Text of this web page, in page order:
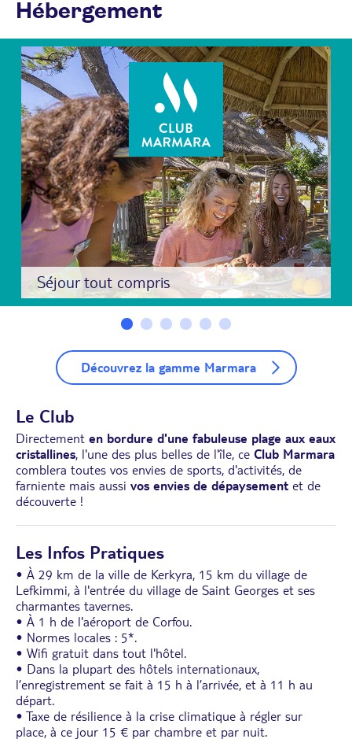
Hébergement
Séjour tout compris
Découvrez la gamme Marmara
Le Club
Directement en bordure d'une fabuleuse plage aux eaux
cristallines, l'une des plus belles de l'île, ce Club Marmara
comblera toutes vos envies de sports, d'activités, de
farniente mais aussi vos envies de dépaysement et de
découverte !
Les Infos Pratiques
• À 29 km de la ville de Kerkyra, 15 km du village de
Lefkimmi, à l'entrée du village de Saint Georges et ses
charmantes tavernes.
• À 1 h de l'aéroport de Corfou.
• Normes locales : 5*.
• Wifi gratuit dans tout l'hôtel.
• Dans la plupart des hôtels internationaux,
l’enregistrement se fait à 15 h à l’arrivée, et à 11 h au
départ.
• Taxe de résilience à la crise climatique à régler sur
place, à ce jour 15 € par chambre et par nuit.